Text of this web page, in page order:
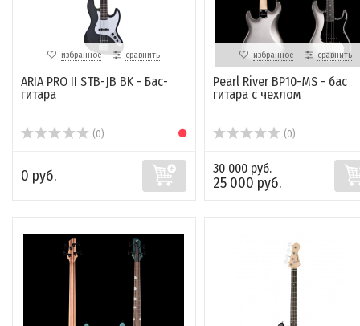
избранное сравнить
ARIA PRO II STB-JB BK - Бас-
гитара
(0)
0 руб.
избранное сравнить
Pearl River BP10-MS - бас
гитара с чехлом
(0)
30 000 руб.
25 000 руб.